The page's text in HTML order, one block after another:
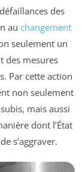
des
au changement
seulement un
des mesures
Par cette action
non seulement
mais aussi
dont l’État
s’aggraver.